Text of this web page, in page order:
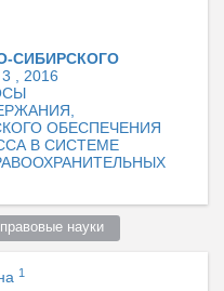
СИБИРСКОГО
, 2016
ОБЕСПЕЧЕНИЯ
В СИСТЕМЕ
науки
1